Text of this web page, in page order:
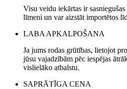
Visu veidu iekārtas ir
līmeni un var aizstāt importētos
LABA APKALPOŠANA
Ja jums rodas grūtības, lietojot
jūsu vajadzībām pēc iespējas
vislielāko atbalstu.
SAPRĀTĪGA CENA